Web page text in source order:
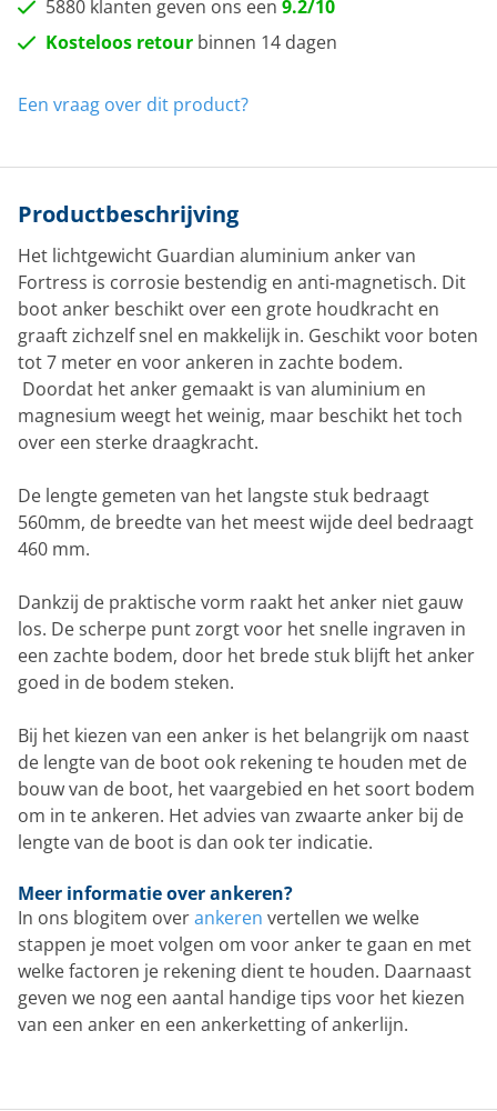
5880 klanten geven ons een 9.2/10
Kosteloos retour binnen 14 dagen
Een vraag over dit product?
Productbeschrijving
Het lichtgewicht Guardian aluminium anker van
Fortress is corrosie bestendig en anti-magnetisch. Dit
boot anker beschikt over een grote houdkracht en
graaft zichzelf snel en makkelijk in. Geschikt voor boten
tot 7 meter en voor ankeren in zachte bodem.
Doordat het anker gemaakt is van aluminium en
magnesium weegt het weinig, maar beschikt het toch
over een sterke draagkracht.
De lengte gemeten van het langste stuk bedraagt
560mm, de breedte van het meest wijde deel bedraagt
460 mm.
Dankzij de praktische vorm raakt het anker niet gauw
los. De scherpe punt zorgt voor het snelle ingraven in
een zachte bodem, door het brede stuk blijft het anker
goed in de bodem steken.
Bij het kiezen van een anker is het belangrijk om naast
de lengte van de boot ook rekening te houden met de
bouw van de boot, het vaargebied en het soort bodem
om in te ankeren. Het advies van zwaarte anker bij de
lengte van de boot is dan ook ter indicatie.
Meer informatie over ankeren?
In ons blogitem overankeren vertellen we welke
stappen je moet volgen om voor anker te gaan en met
welke factoren je rekening dient te houden. Daarnaast
geven we nog een aantal handige tips voor het kiezen
van een anker en een ankerketting of ankerlijn.